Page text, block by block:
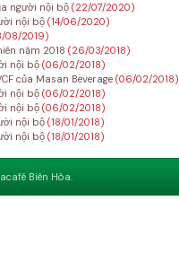
người nội bộ (22/07/2020)
nội bộ (14/06/2020)
08/2019)
năm 2018 (26/03/2018)
nội bộ (06/02/2018)
của Masan Beverage (06/02/2018)
nội bộ (06/02/2018)
nội bộ (06/02/2018)
nội bộ (18/01/2018)
nội bộ (18/01/2018)
Biên Hòa.